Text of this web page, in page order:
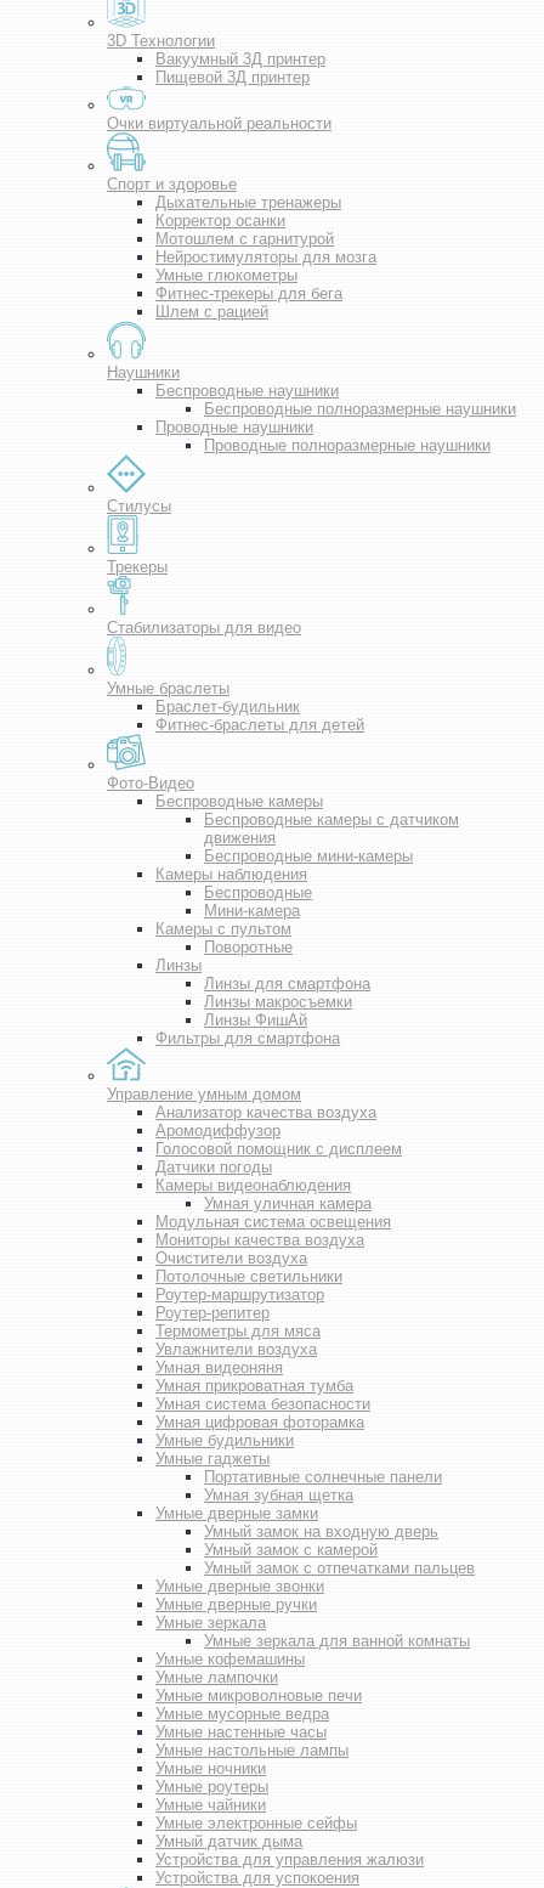
3D Технологии
Вакуумный 3Д принтер
Пищевой 3Д принтер
Очки виртуальной реальности
Спорт и здоровье
Дыхательные тренажеры
Корректор осанки
Мотошлем с гарнитурой
Нейростимуляторы для мозга
Умные глюкометры
Фитнес-трекеры для бега
Шлем с рацией
Наушники
Беспроводные наушники
Беспроводные полноразмерные наушники
Проводные наушники
Проводные полноразмерные наушники
Стилусы
Трекеры
Стабилизаторы для видео
Умные браслеты
Браслет-будильник
Фитнес-браслеты для детей
Фото-Видео
Беспроводные камеры
Беспроводные камеры с датчиком
движения
Беспроводные мини-камеры
Камеры наблюдения
Беспроводные
Мини-камера
Камеры с пультом
Поворотные
Линзы
Линзы для смартфона
Линзы макросъемки
Линзы ФишАй
Фильтры для смартфона
Управление умным домом
Анализатор качества воздуха
Аромодиффузор
Голосовой помощник с дисплеем
Датчики погоды
Камеры видеонаблюдения
Умная уличная камера
Модульная система освещения
Мониторы качества воздуха
Очистители воздуха
Потолочные светильники
Роутер-маршрутизатор
Роутер-репитер
Термометры для мяса
Увлажнители воздуха
Умная видеоняня
Умная прикроватная тумба
Умная система безопасности
Умная цифровая фоторамка
Умные будильники
Умные гаджеты
Портативные солнечные панели
Умная зубная щетка
Умные дверные замки
Умный замок на входную дверь
Умный замок с камерой
Умный замок с отпечатками пальцев
Умные дверные звонки
Умные дверные ручки
Умные зеркала
Умные зеркала для ванной комнаты
Умные кофемашины
Умные лампочки
Умные микроволновые печи
Умные мусорные ведра
Умные настенные часы
Умные настольные лампы
Умные ночники
Умные роутеры
Умные чайники
Умные электронные сейфы
Умный датчик дыма
Устройства для управления жалюзи
Устройства для успокоения